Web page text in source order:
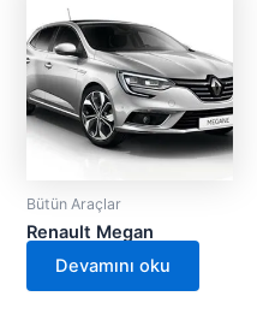
Bütün Araçlar
Renault Megan
Devamını oku